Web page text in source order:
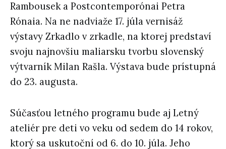
Rambousek a Postcontemporónai Petra
Rónaia. Na ne nadviaže 17. júla vernisáž
výstavy Zrkadlo v zrkadle, na ktorej predstaví
svoju najnovšiu maliarsku tvorbu slovenský
výtvarník Milan Rašla. Výstava bude prístupná
do 23. augusta.
Súčasťou letného programu bude aj Letný
ateliér pre deti vo veku od sedem do 14 rokov,
ktorý sa uskutoční od 6. do 10. júla. Jeho